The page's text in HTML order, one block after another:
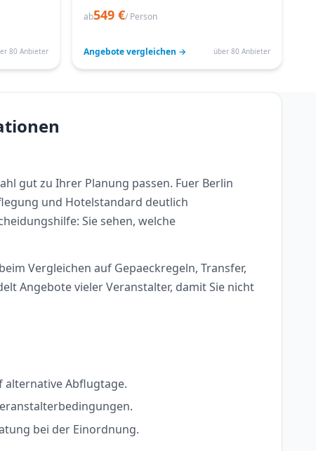
80 Anbieter
ab549 €/ Person
Angebote vergleichen → über 80 Anbieter
gut zu Ihrer Planung passen. Fuer Berlin
und Hotelstandard deutlich
Sie sehen, welche
Vergleichen auf Gepaeckregeln, Transfer,
Angebote vieler Veranstalter, damit Sie nicht
alternative Abflugtage.
bei der Einordnung.